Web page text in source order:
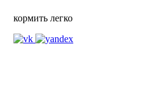
кормить легко